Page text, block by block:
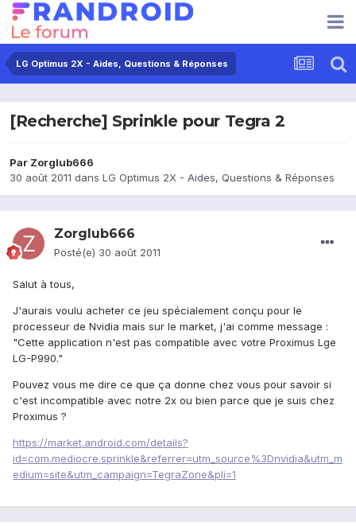
LG Optimus 2X - Aides, Questions & Réponses
[Recherche] Sprinkle pour Tegra 2
Par Zorglub666
30 août 2011 dans LG Optimus 2X - Aides, Questions & Réponses
Zorglub666
Posté(e) 30 août 2011
Salut à tous,
J'aurais voulu acheter ce jeu spécialement conçu pour le
processeur de Nvidia mais sur le market, j'ai comme message :
"Cette application n'est pas compatible avec votre Proximus Lge
LG-P990."
Pouvez vous me dire ce que ça donne chez vous pour savoir si
c'est incompatible avec notre 2x ou bien parce que je suis chez
Proximus ?
https://market.android.com/details?
id=com.mediocre.sprinkle&referrer=utm_source%3Dnvidia&utm_m
edium=site&utm_campaign=TegraZone&pli=1